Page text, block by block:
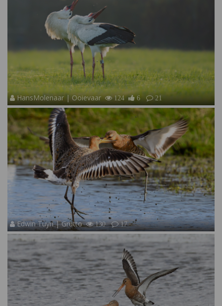
HansMolenaar | Ooievaar 124 6 21
Edwin Tuyn | Grutto 130 17